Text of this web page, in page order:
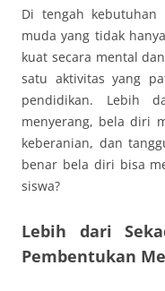
Di tengah kebutuhan
muda yang tidak
kuat secara mental
satu aktivitas yang
pendidikan. Lebih
menyerang, bela diri
keberanian, dan
benar bela diri bisa
siswa?
Lebih dari
Pembentukan